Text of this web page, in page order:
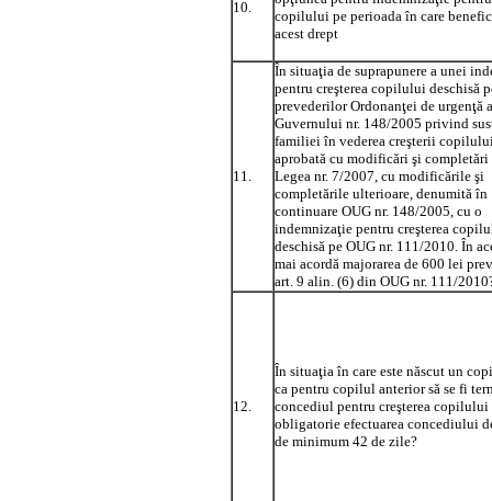
10.
copilului pe perioada în care
acest drept
11.
În situaţia de suprapunere a unei
pentru creşterea copilului deschisă
prevederilor Ordonanţei de urgenţă a
Guvernului nr. 148/2005 privind
familiei în vederea creşterii
aprobată cu modificări şi
Legea nr. 7/2007, cu modificările şi
completările ulterioare, denumită în
continuare OUG nr. 148/2005, cu o
indemnizaţie pentru creşterea
deschisă pe OUG nr. 111/2010. În
mai acordă majorarea de 600 lei
art. 9 alin. (6) din OUG nr. 111/
12.
În situaţia în care este născut un
ca pentru copilul anterior să se fi
concediul pentru creşterea copilului
obligatorie efectuarea concediului
de minimum 42 de zile?